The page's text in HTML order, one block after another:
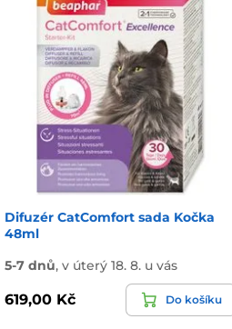
Difuzér CatComfort sada Kočka
48ml
5-7 dnů, v úterý 18. 8. u vás
619,00 Kč Do košíku